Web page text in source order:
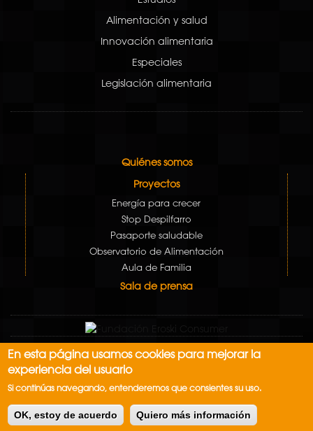
Alimentación y salud
Innovación alimentaria
Especiales
Legislación alimentaria
Quiénes somos
Proyectos
Energía para crecer
Stop Despilfarro
Pasaporte saludable
Observatorio de Alimentación
Aula de Familia
Sala de prensa
Aviso Legal
Política de cookies
Contacto: contacto@escueladealimentacion.es
En esta página usamos cookies para mejorar la
experiencia del usuario
Si continúas navegando, entenderemos que consientes su uso.
OK, estoy de acuerdo Quiero más información